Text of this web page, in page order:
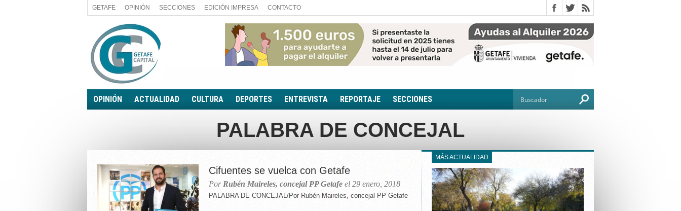
GETAFE OPINIÓN SECCIONES EDICIÓN IMPRESA CONTACTO
OPINIÓN
LA PIEDRA DE SÍSIFO
EL SACAPUNTAS
TODAS LAS BANDERAS
ROTAS
EL RINCÓN DEL LECTOR
ACTUALIDAD
SOCIEDAD
BREVES
CULTURA DEPORTES ENTREVISTA REPORTAJE SECCIONES
FOTONOTICIA
EL AULA SIN MUROS
LOOK TOTAL
RINCÓN PSICOLÓGICO
TRIBUNA CON ACENTO
EL RINCÓN DE ACOEG
RUTA DE LA MEMORIA
PALABRA DE CONCEJAL
Cifuentes se vuelca con Getafe
Por Rubén Maireles, concejal PP Getafe el 29 enero, 2018
PALABRA DE CONCEJAL/Por Rubén Maireles, concejal PP Getafe
MÁS ACTUALIDAD